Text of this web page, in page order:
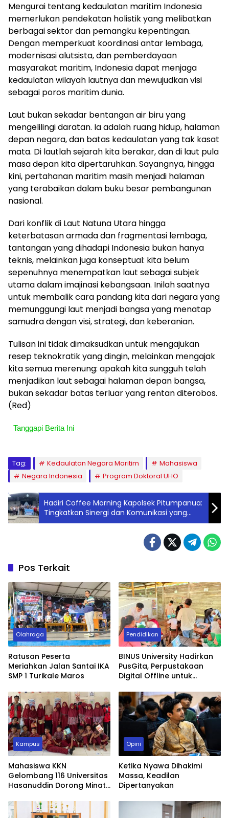
Mengurai tentang kedaulatan maritim Indonesia
memerlukan pendekatan holistik yang melibatkan
berbagai sektor dan pemangku kepentingan.
Dengan memperkuat koordinasi antar lembaga,
modernisasi alutsista, dan pemberdayaan
masyarakat maritim, Indonesia dapat menjaga
kedaulatan wilayah lautnya dan mewujudkan visi
sebagai poros maritim dunia.
Laut bukan sekadar bentangan air biru yang
mengelilingi daratan. Ia adalah ruang hidup, halaman
depan negara, dan batas kedaulatan yang tak kasat
mata. Di lautlah sejarah kita berakar, dan di laut pula
masa depan kita dipertaruhkan. Sayangnya, hingga
kini, pertahanan maritim masih menjadi halaman
yang terabaikan dalam buku besar pembangunan
nasional.
Dari konflik di Laut Natuna Utara hingga
keterbatasan armada dan fragmentasi lembaga,
tantangan yang dihadapi Indonesia bukan hanya
teknis, melainkan juga konseptual: kita belum
sepenuhnya menempatkan laut sebagai subjek
utama dalam imajinasi kebangsaan. Inilah saatnya
untuk membalik cara pandang kita dari negara yang
memunggungi laut menjadi bangsa yang menatap
samudra dengan visi, strategi, dan keberanian.
Tulisan ini tidak dimaksudkan untuk mengajukan
resep teknokratik yang dingin, melainkan mengajak
kita semua merenung: apakah kita sungguh telah
menjadikan laut sebagai halaman depan bangsa,
bukan sekadar batas terluar yang rentan diterobos.
(Red)
Tanggapi Berita Ini
Tag: Kedaulatan Negara Maritim
Mahasiswa
Negara Indonesia
Program Doktoral UHO
Hadiri Coffee Morning Kapolsek Pitumpanua:
Tingkatkan Sinergi dan Komunikasi yang
Humanis
Pos Terkait
Olahraga
Ratusan Peserta
Meriahkan Jalan Santai IKA
SMP 1 Turikale Maros
Pendidikan
BINUS University Hadirkan
PusGita, Perpustakaan
Digital Offline untuk
Selatan
Kampus
Mahasiswa KKN
Gelombang 116 Universitas
Hasanuddin Dorong Minat
Sekolah Dasar melalui
Program GEMARI
Opini
Ketika Nyawa Dihakimi
Massa, Keadilan
Dipertanyakan